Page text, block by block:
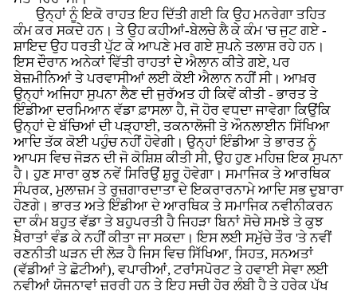
ਉਨ੍ਹਾਂ ਨੂੰ ਇਕੋ ਰਾਹਤ ਇਹ ਦਿੱਤੀ ਗਈ ਕਿ ਉਹ ਮਨਰੇਗਾ ਤਹਿਤ
ਕੰਮ ਕਰ ਸਕਦੇ ਹਨ। ਤੇ ਉਹ ਕਹੀਆਂ-ਬੇਲਚੇ ਲੈ ਕੇ ਕੰਮ 'ਚ ਜੁਟ ਗਏ -
ਸ਼ਾਇਦ ਉਹ ਧਰਤੀ ਪੁੱਟ ਕੇ ਆਪਣੇ ਮਰ ਗਏ ਸੁਪਨੇ ਤਲਾਸ਼ ਰਹੇ ਹਨ।
ਇਸ ਦੌਰਾਨ ਅਨੇਕਾਂ ਵਿੱਤੀ ਰਾਹਤਾਂ ਦੇ ਐਲਾਨ ਕੀਤੇ ਗਏ, ਪਰ
ਬੇਜ਼ਮੀਨਿਆਂ ਤੇ ਪਰਵਾਸੀਆਂ ਲਈ ਕੋਈ ਐਲਾਨ ਨਹੀਂ ਸੀ। ਆਖ਼ਰ
ਉਨ੍ਹਾਂ ਅਜਿਹਾ ਸੁਪਨਾ ਲੈਣ ਦੀ ਜੁਰੱਅਤ ਹੀ ਕਿਵੇਂ ਕੀਤੀ - ਭਾਰਤ ਤੇ
ਇੰਡੀਆ ਦਰਮਿਆਨ ਵੱਡਾ ਫ਼ਾਸਲਾ ਹੈ, ਜੋ ਹੋਰ ਵਧਦਾ ਜਾਵੇਗਾ ਕਿਉਂਕਿ
ਉਨ੍ਹਾਂ ਦੇ ਬੱਚਿਆਂ ਦੀ ਪੜ੍ਹਾਈ, ਤਕਨਾਲੋਜੀ ਤੇ ਔਨਲਾਈਨ ਸਿੱਖਿਆ
ਆਦਿ ਤੱਕ ਕੋਈ ਪਹੁੰਚ ਨਹੀਂ ਹੋਵੇਗੀ। ਉਨ੍ਹਾਂ ਇੰਡੀਆ ਤੇ ਭਾਰਤ ਨੂੰ
ਆਪਸ ਵਿਚ ਜੋੜਨ ਦੀ ਜੋ ਕੋਸ਼ਿਸ਼ ਕੀਤੀ ਸੀ, ਉਹ ਹੁਣ ਮਹਿਜ਼ ਇਕ ਸੁਪਨਾ
ਹੈ। ਹੁਣ ਸਾਰਾ ਕੁਝ ਨਵੇਂ ਸਿਰਿਉਂ ਸ਼ੁਰੂ ਹੋਵੇਗਾ। ਸਮਾਜਿਕ ਤੇ ਆਰਥਿਕ
ਸੰਪਰਕ, ਮੁਲਾਜ਼ਮ ਤੇ ਰੁਜ਼ਗਾਰਦਾਤਾ ਦੇ ਇਕਰਾਰਨਾਮੇ ਆਦਿ ਸਭ ਦੁਬਾਰਾ
ਹੋਣਗੇ। ਭਾਰਤ ਅਤੇ ਇੰਡੀਆ ਦੇ ਆਰਥਿਕ ਤੇ ਸਮਾਜਿਕ ਨਵੀਨੀਕਰਨ
ਦਾ ਕੰਮ ਬਹੁਤ ਵੱਡਾ ਤੇ ਬਹੁਪਰਤੀ ਹੈ ਜਿਹੜਾ ਬਿਨਾਂ ਸੋਚੇ ਸਮਝੇ ਤੇ ਕੁਝ
ਖ਼ੈਰਾਤਾਂ ਵੰਡ ਕੇ ਨਹੀਂ ਕੀਤਾ ਜਾ ਸਕਦਾ। ਇਸ ਲਈ ਸਮੁੱਚੇ ਤੌਰ 'ਤੇ ਨਵੀਂ
ਰਣਨੀਤੀ ਘੜਨ ਦੀ ਲੋੜ ਹੈ ਜਿਸ ਵਿਚ ਸਿੱਖਿਆ, ਸਿਹਤ, ਸਨਅਤਾਂ
(ਵੱਡੀਆਂ ਤੇ ਛੋਟੀਆਂ), ਵਪਾਰੀਆਂ, ਟਰਾਂਸਪੋਰਟ ਤੇ ਹਵਾਈ ਸੇਵਾ ਲਈ
ਨਵੀਆਂ ਯੋਜਨਾਵਾਂ ਜ਼ਰੂਰੀ ਹਨ ਤੇ ਇਹ ਸੂਚੀ ਹੋਰ ਲੰਬੀ ਹੈ ਤੇ ਹਰੇਕ ਪੱਖ